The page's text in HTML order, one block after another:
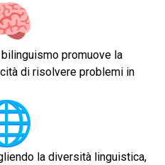
promuove la
di risolvere problemi in
la diversità linguistica,